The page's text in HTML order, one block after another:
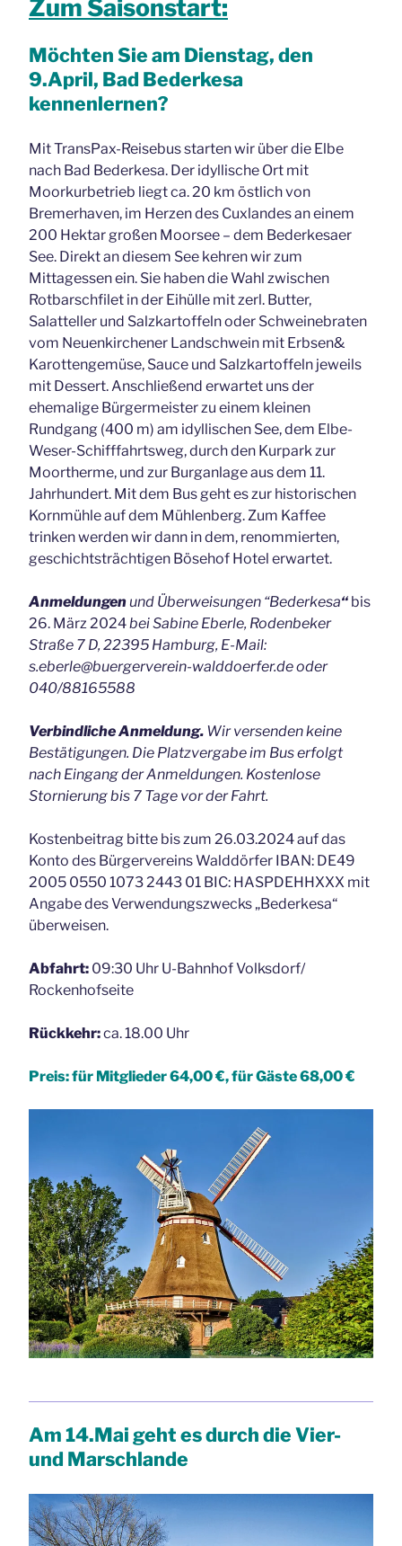
Zum Saisonstart:
Möchten Sie am Dienstag, den
9.April, Bad Bederkesa
kennenlernen?
Mit TransPax-Reisebus starten wir über die Elbe
nach Bad Bederkesa. Der idyllische Ort mit
Moorkurbetrieb liegt ca. 20 km östlich von
Bremerhaven, im Herzen des Cuxlandes an einem
200 Hektar großen Moorsee – dem Bederkesaer
See. Direkt an diesem See kehren wir zum
Mittagessen ein. Sie haben die Wahl zwischen
Rotbarschfilet in der Eihülle mit zerl. Butter,
Salatteller und Salzkartoffeln oder Schweinebraten
vom Neuenkirchener Landschwein mit Erbsen&
Karottengemüse, Sauce und Salzkartoffeln jeweils
mit Dessert. Anschließend erwartet uns der
ehemalige Bürgermeister zu einem kleinen
Rundgang (400 m) am idyllischen See, dem Elbe-
Weser-Schifffahrtsweg, durch den Kurpark zur
Moortherme, und zur Burganlage aus dem 11.
Jahrhundert. Mit dem Bus geht es zur historischen
Kornmühle auf dem Mühlenberg. Zum Kaffee
trinken werden wir dann in dem, renommierten,
geschichtsträchtigen Bösehof Hotel erwartet.
Anmeldungenund Überweisungen “Bederkesa“ bis
26. März 2024bei Sabine Eberle, Rodenbeker
Straße 7 D, 22395 Hamburg, E-Mail:
s.eberle@buergerverein-walddoerfer.de oder
040/88165588
Verbindliche Anmeldung. Wir versenden keine
Bestätigungen. Die Platzvergabe im Bus erfolgt
nach Eingang der Anmeldungen. Kostenlose
Stornierung bis 7 Tage vor der Fahrt.
Kostenbeitrag bitte bis zum 26.03.2024 auf das
Konto des Bürgervereins Walddörfer IBAN: DE49
2005 0550 1073 2443 01 BIC: HASPDEHHXXX mit
Angabe des Verwendungszwecks „Bederkesa“
überweisen.
Abfahrt: 09:30 Uhr U-Bahnhof Volksdorf/
Rockenhofseite
Rückkehr:ca. 18.00 Uhr
Preis: für Mitglieder 64,00 €, für Gäste 68,00 €
Am 14.Mai geht es durch die Vier-
und Marschlande